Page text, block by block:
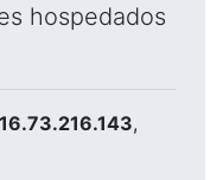
hospedados
,